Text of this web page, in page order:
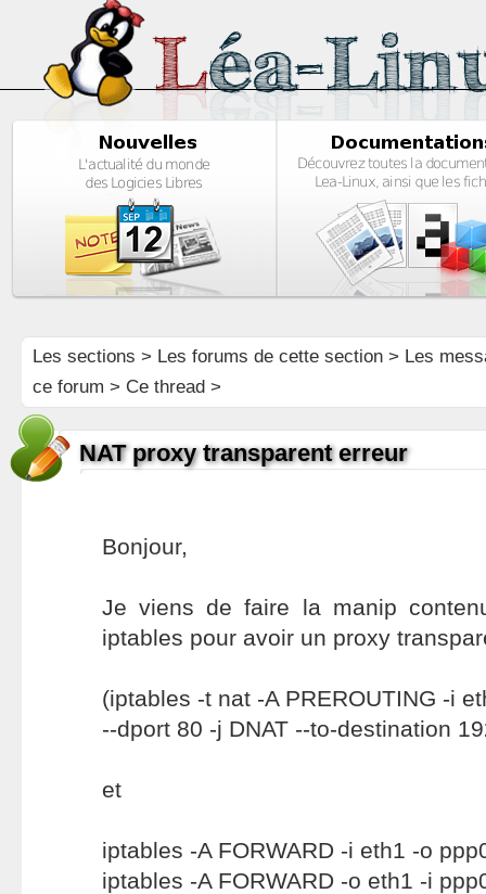
Les sections > Les forums de cette section> Les
ce forum > Ce thread >
NAT proxy transparent erreur
Bonjour,
Je viens de faire la manip
iptables pour avoir un proxy
(iptables -t nat -A PREROUTING -i
--dport 80 -j DNAT --to-destination
et
iptables -A FORWARD -i eth1 -o
iptables -A FORWARD -o eth1 -i